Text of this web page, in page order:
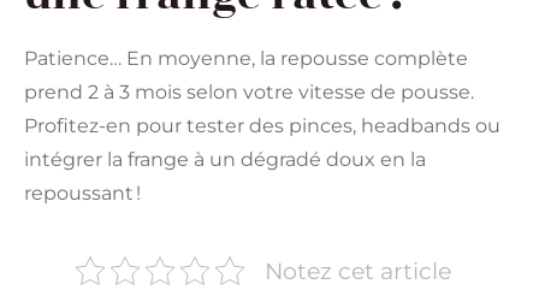
Patience… En moyenne, la repousse complète
prend 2 à 3 mois selon votre vitesse de pousse.
Profitez-en pour tester des pinces, headbands ou
intégrer la frange à un dégradé doux en la
repoussant !
Notez cet article